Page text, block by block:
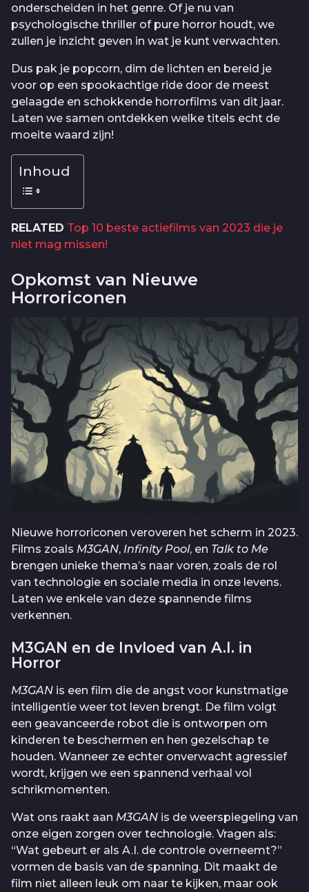
onderscheiden in het genre. Of je nu van
psychologische thriller of pure horror houdt, we
zullen je inzicht geven in wat je kunt verwachten.
Dus pak je popcorn, dim de lichten en bereid je
voor op een spookachtige ride door de meest
gelaagde en schokkende horrorfilms van dit jaar.
Laten we samen ontdekken welke titels echt de
moeite waard zijn!
Inhoud
RELATED Top 10 beste actiefilms van 2023 die je
niet mag missen!
Opkomst van Nieuwe
Horroriconen
Nieuwe horroriconen veroveren het scherm in 2023.
Films zoals M3GAN, Infinity Pool, en Talk to Me
brengen unieke thema’s naar voren, zoals de rol
van technologie en sociale media in onze levens.
Laten we enkele van deze spannende films
verkennen.
M3GAN en de Invloed van A.I. in
Horror
M3GAN is een film die de angst voor kunstmatige
intelligentie weer tot leven brengt. De film volgt
een geavanceerde robot die is ontworpen om
kinderen te beschermen en hen gezelschap te
houden. Wanneer ze echter onverwacht agressief
wordt, krijgen we een spannend verhaal vol
schrikmomenten.
Wat ons raakt aan M3GAN is de weerspiegeling van
onze eigen zorgen over technologie. Vragen als:
“Wat gebeurt er als A.I. de controle overneemt?”
vormen de basis van de spanning. Dit maakt de
film niet alleen leuk om naar te kijken, maar ook